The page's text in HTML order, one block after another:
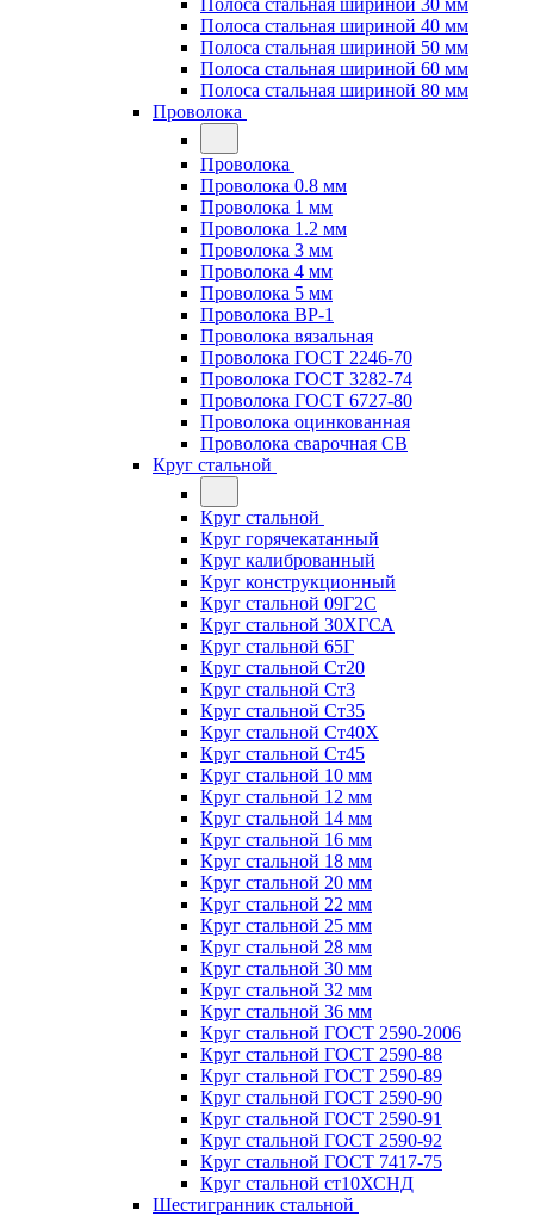
Полоса стальная шириной 30 мм
Полоса стальная шириной 40 мм
Полоса стальная шириной 50 мм
Полоса стальная шириной 60 мм
Полоса стальная шириной 80 мм
Проволока
Проволока
Проволока 0.8 мм
Проволока 1 мм
Проволока 1.2 мм
Проволока 3 мм
Проволока 4 мм
Проволока 5 мм
Проволока ВР-1
Проволока вязальная
Проволока ГОСТ 2246-70
Проволока ГОСТ 3282-74
Проволока ГОСТ 6727-80
Проволока оцинкованная
Проволока сварочная СВ
Круг стальной
Круг стальной
Круг горячекатанный
Круг калиброванный
Круг конструкционный
Круг стальной 09Г2С
Круг стальной 30ХГСА
Круг стальной 65Г
Круг стальной Ст20
Круг стальной Ст3
Круг стальной Ст35
Круг стальной Ст40Х
Круг стальной Ст45
Круг стальной 10 мм
Круг стальной 12 мм
Круг стальной 14 мм
Круг стальной 16 мм
Круг стальной 18 мм
Круг стальной 20 мм
Круг стальной 22 мм
Круг стальной 25 мм
Круг стальной 28 мм
Круг стальной 30 мм
Круг стальной 32 мм
Круг стальной 36 мм
Круг стальной ГОСТ 2590-2006
Круг стальной ГОСТ 2590-88
Круг стальной ГОСТ 2590-89
Круг стальной ГОСТ 2590-90
Круг стальной ГОСТ 2590-91
Круг стальной ГОСТ 2590-92
Круг стальной ГОСТ 7417-75
Круг стальной ст10ХСНД
Шестигранник стальной